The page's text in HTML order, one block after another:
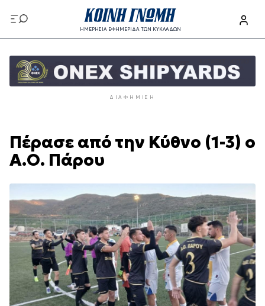
προς
το
περιεχόμενο
ΗΜΕΡΗΣΙΑ ΕΦΗΜΕΡΙΔΑ ΤΩΝ ΚΥΚΛΑΔΩΝ
προς
κυρίως
ΔΙΑΦΉΜΙΣΗ
Πέρασε από την Κύθνο (1-3) ο
Α.Ο. Πάρου